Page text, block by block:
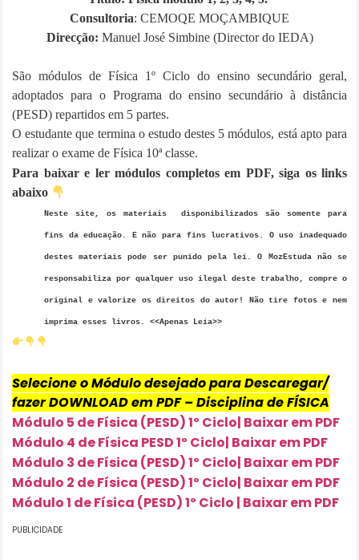
Consultoria: CEMOQE MOÇAMBIQUE
Direcção: Manuel José Simbine (Director do IEDA)
São módulos de Física 1º Ciclo do ensino secundário geral,
adoptados para o Programa do ensino secundário à distância
(PESD) repartidos em 5 partes.
O estudante que termina o estudo destes 5 módulos, está apto para
realizar o exame de Física 10ª classe.
Para baixar e ler módulos completos em PDF, siga os links
abaixo
Neste site, os materiais disponibilizados são somente para
fins da educação. E não para fins lucrativos. O uso inadequado
destes materiais pode ser punido pela lei.O MozEstuda não se
responsabiliza por qualquer uso ilegal deste trabalho, compre o
original e valorize os direitos do autor! Não tire fotos e nem
imprima esses livros. <<Apenas Leia>>
Selecione o Módulo desejado para Descaregar/
fazer DOWNLOAD em PDF – Disciplina de FÍSICA
Módulo 5 de Física (PESD) 1º Ciclo| Baixar em PDF
Módulo 4 de Física PESD 1º Ciclo| Baixar em PDF
Módulo 3 de Física (PESD) 1º Ciclo| Baixar em PDF
Módulo 2 de Física (PESD) 1º Ciclo| Baixar em PDF
Módulo 1 de Física (PESD) 1º Ciclo | Baixar em PDF
PUBLICIDADE